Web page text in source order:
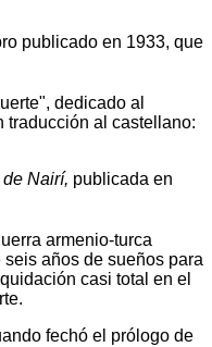
publicado en 1933, que
dedicado al
traducción al castellano:
Nairí, publicada en
armenio-turca
años de sueños para
casi total en el
fechó el prólogo de